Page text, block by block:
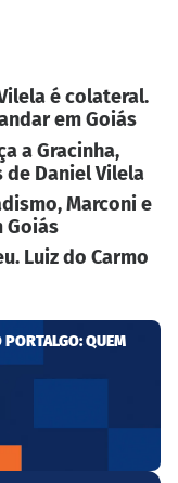
é colateral.
em Goiás
a Gracinha,
de Daniel Vilela
Marconi e
Goiás
Luiz do Carmo
QUEM